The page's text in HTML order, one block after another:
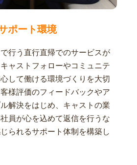
ポート環境
行う直行直帰でのサービスが
ャストフォローやコミュニテ
して働ける環境づくりを大切
様評価のフィードバックやア
解決をはじめ、キャストの業
員が心を込めて返信を行うな
られるサポート体制を構築し